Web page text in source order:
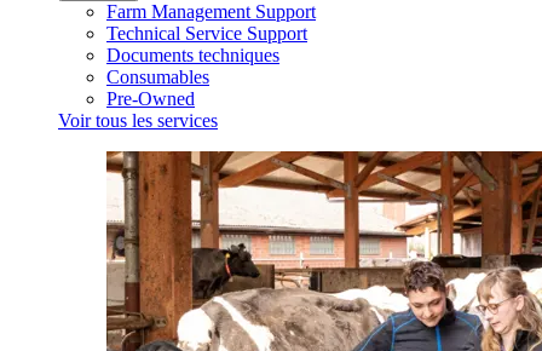
Farm Management Support
Technical Service Support
Documents techniques
Consumables
Pre-Owned
Voir tous les services